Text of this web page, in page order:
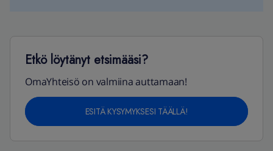
Etkö löytänyt etsimääsi?
OmaYhteisö on valmiina auttamaan!
ESITÄ KYSYMYKSESI TÄÄLLÄ!